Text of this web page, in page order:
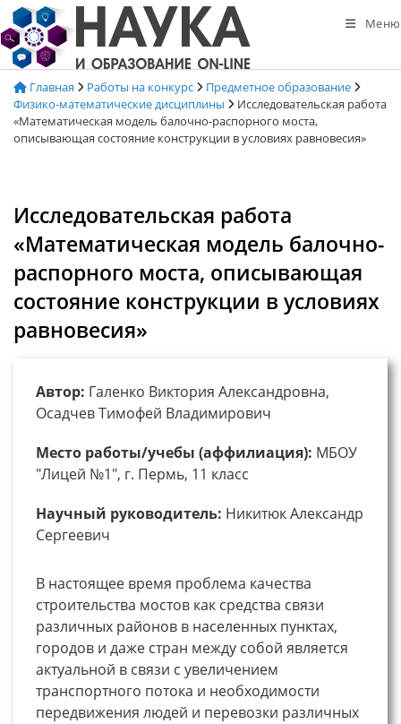
Перейти
к
содержимому
Меню
Главная Работы на конкурс
Предметное образование
Физико-математические дисциплины
Исследовательская работа
«Математическая модель балочно-распорного моста,
описывающая состояние конструкции в условиях равновесия»
Исследовательская работа
«Математическая модель балочно-
распорного моста, описывающая
состояние конструкции в условиях
равновесия»
Автор: Галенко Виктория Александровна,
Осадчев Тимофей Владимирович
Место работы/учебы (аффилиация): МБОУ
"Лицей №1", г. Пермь, 11 класс
Научный руководитель: Никитюк Александр
Сергеевич
В настоящее время проблема качества
строительства мостов как средства связи
различных районов в населенных пунктах,
городов и даже стран между собой является
актуальной в связи с увеличением
транспортного потока и необходимости
передвижения людей и перевозки различных